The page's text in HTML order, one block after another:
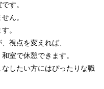
す。
ん。
。
視点を変えれば、
室で休憩できます。
したい方にはぴったりな職